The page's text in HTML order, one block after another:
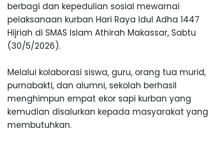
berbagi dan kepedulian sosial mewarnai
pelaksanaan kurban Hari Raya Idul Adha 1447
Hijriah di SMAS Islam Athirah Makassar, Sabtu
(30/5/2026).
Melalui kolaborasi siswa, guru, orang tua murid,
purnabakti, dan alumni, sekolah berhasil
menghimpun empat ekor sapi kurban yang
kemudian disalurkan kepada masyarakat yang
membutuhkan.